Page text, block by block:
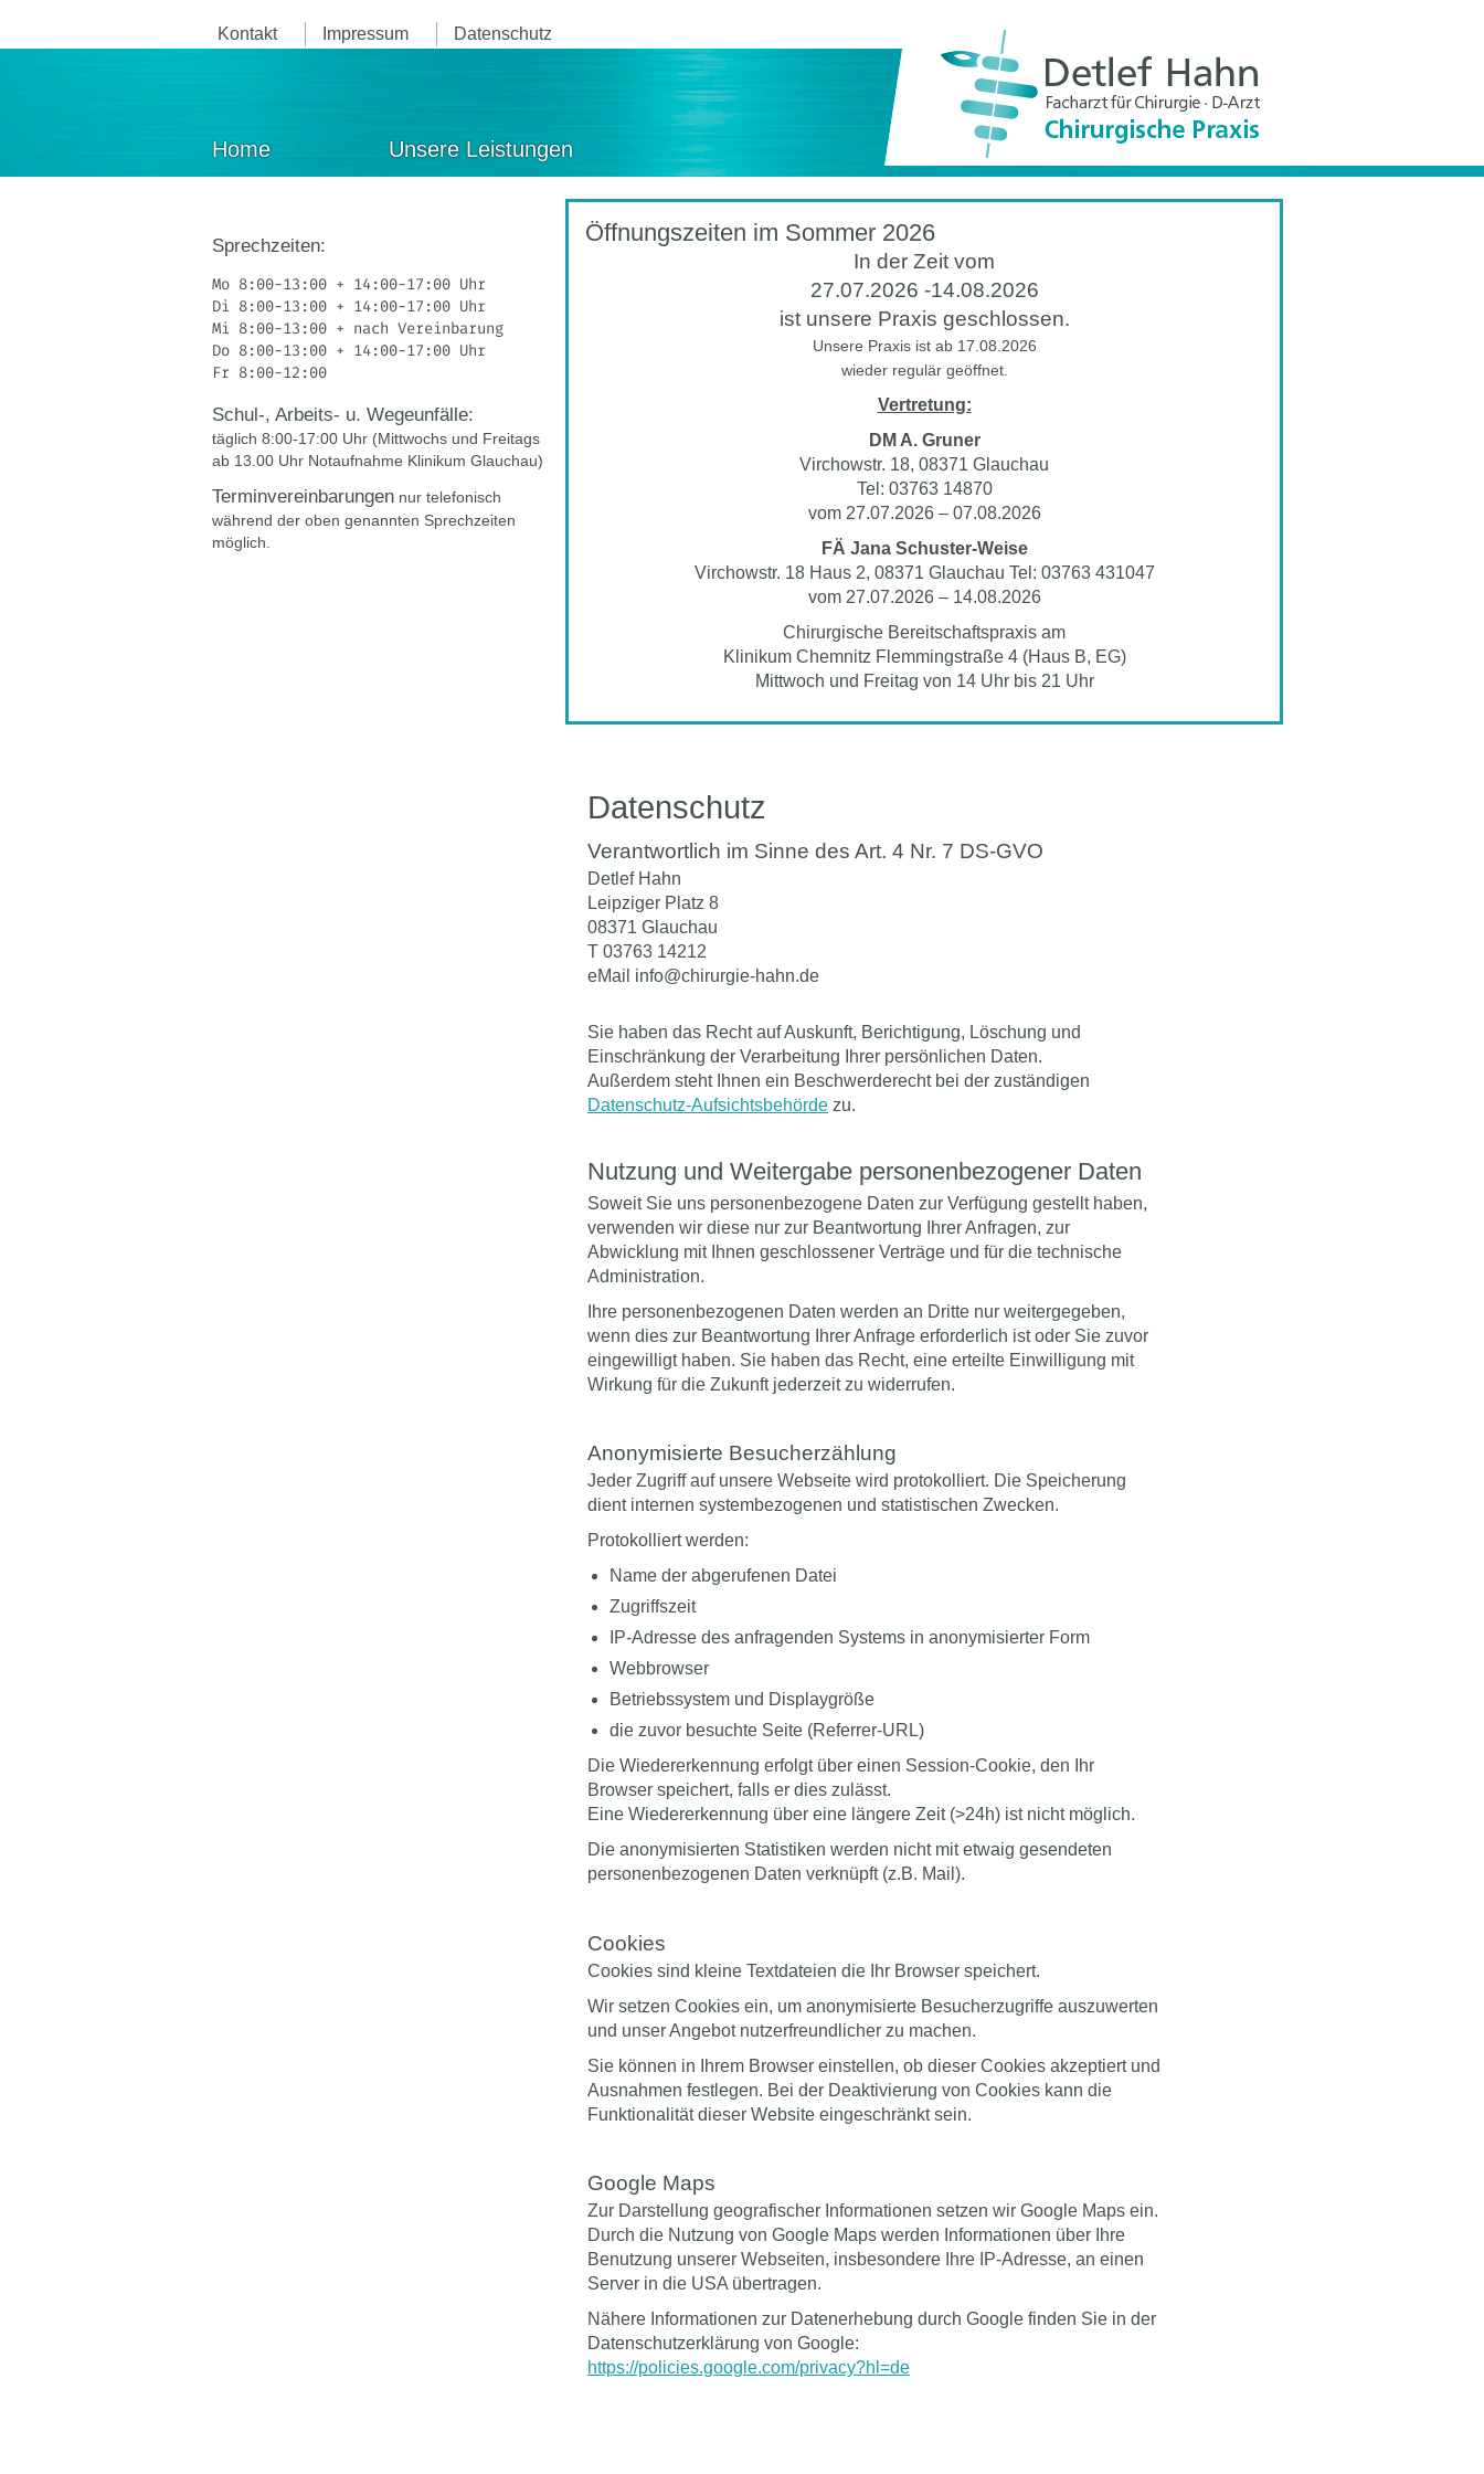
Kontakt Impressum Datenschutz
Home Unsere Leistungen
Öffnungszeiten im Sommer 2026
In der Zeit vom
27.07.2026 -14.08.2026
ist unsere Praxis geschlossen.
Unsere Praxis ist ab 17.08.2026
wieder regulär geöffnet.
Vertretung:
DM A. Gruner
Virchowstr. 18, 08371 Glauchau
Tel: 03763 14870
vom 27.07.2026 – 07.08.2026
FÄ Jana Schuster-Weise
Virchowstr. 18 Haus 2, 08371 Glauchau Tel: 03763 431047
vom 27.07.2026 – 14.08.2026
Chirurgische Bereitschaftspraxis am
Klinikum Chemnitz Flemmingstraße 4 (Haus B, EG)
Mittwoch und Freitag von 14 Uhr bis 21 Uhr
Datenschutz
Verantwortlich im Sinne des Art. 4 Nr. 7 DS-GVO
Detlef Hahn
Leipziger Platz 8
08371 Glauchau
T 03763 14212
eMail info@chirurgie-hahn.de
Sie haben das Recht auf Auskunft, Berichtigung, Löschung und
Einschränkung der Verarbeitung Ihrer persönlichen Daten.
Außerdem steht Ihnen ein Beschwerderecht bei der zuständigen
Datenschutz-Aufsichtsbehörde zu.
Nutzung und Weitergabe personenbezogener Daten
Soweit Sie uns personenbezogene Daten zur Verfügung gestellt haben,
verwenden wir diese nur zur Beantwortung Ihrer Anfragen, zur
Abwicklung mit Ihnen geschlossener Verträge und für die technische
Administration.
Ihre personenbezogenen Daten werden an Dritte nur weitergegeben,
wenn dies zur Beantwortung Ihrer Anfrage erforderlich ist oder Sie zuvor
eingewilligt haben. Sie haben das Recht, eine erteilte Einwilligung mit
Wirkung für die Zukunft jederzeit zu widerrufen.
Anonymisierte Besucherzählung
Jeder Zugriff auf unsere Webseite wird protokolliert. Die Speicherung
dient internen systembezogenen und statistischen Zwecken.
Protokolliert werden:
Name der abgerufenen Datei
Zugriffszeit
IP-Adresse des anfragenden Systems in anonymisierter Form
Webbrowser
Betriebssystem und Displaygröße
die zuvor besuchte Seite (Referrer-URL)
Die Wiedererkennung erfolgt über einen Session-Cookie, den Ihr
Browser speichert, falls er dies zulässt.
Eine Wiedererkennung über eine längere Zeit (>24h) ist nicht möglich.
Die anonymisierten Statistiken werden nicht mit etwaig gesendeten
personenbezogenen Daten verknüpft (z.B. Mail).
Cookies
Cookies sind kleine Textdateien die Ihr Browser speichert.
Wir setzen Cookies ein, um anonymisierte Besucherzugriffe auszuwerten
und unser Angebot nutzerfreundlicher zu machen.
Sie können in Ihrem Browser einstellen, ob dieser Cookies akzeptiert und
Ausnahmen festlegen. Bei der Deaktivierung von Cookies kann die
Funktionalität dieser Website eingeschränkt sein.
Google Maps
Zur Darstellung geografischer Informationen setzen wir Google Maps ein.
Durch die Nutzung von Google Maps werden Informationen über Ihre
Benutzung unserer Webseiten, insbesondere Ihre IP-Adresse, an einen
Server in die USA übertragen.
Nähere Informationen zur Datenerhebung durch Google finden Sie in der
Datenschutzerklärung von Google:
https://policies.google.com/privacy?hl=de
Sprechzeiten:
Mo 8:00-13:00 + 14:00-17:00 Uhr
Di 8:00-13:00 + 14:00-17:00 Uhr
Mi 8:00-13:00 + nach Vereinbarung
Do 8:00-13:00 + 14:00-17:00 Uhr
Fr 8:00-12:00
Schul-, Arbeits- u. Wegeunfälle:
täglich 8:00-17:00 Uhr (Mittwochs und Freitags
ab 13.00 Uhr Notaufnahme Klinikum Glauchau)
Terminvereinbarungen nur telefonisch
während der oben genannten Sprechzeiten
möglich.